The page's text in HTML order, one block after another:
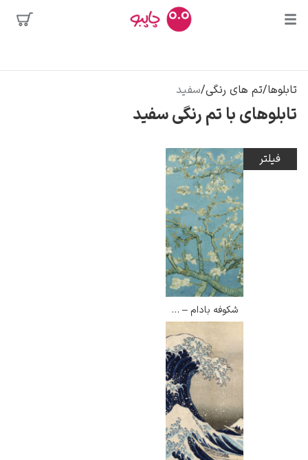
جستجوها
پیکاسو
تابلو بوسه
سالوادور دالی
فریدا کالوا
محبوب‌ترین
هنرمندان
کلود مونه
ونسان ون گوگ
گوستاو کلیمت
تابلوها/تم های رنگی/سفید
تابلوهای با تم رنگی سفید
فیلتر
شکوفه بادام – ونسان ون گوگ